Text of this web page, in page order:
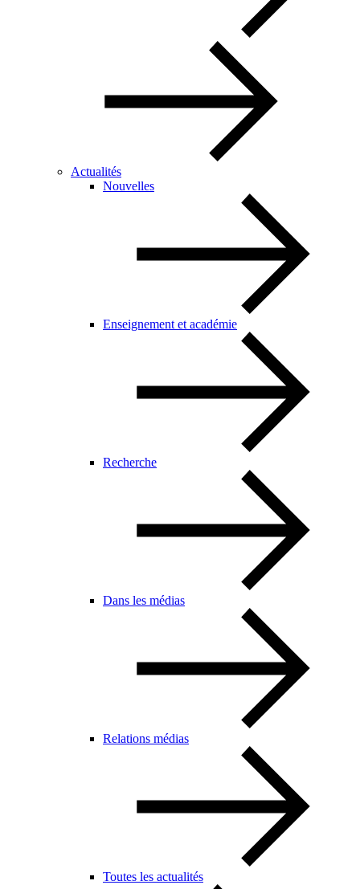
Actualités
Nouvelles
Enseignement et académie
Recherche
Dans les médias
Relations médias
Toutes les actualités